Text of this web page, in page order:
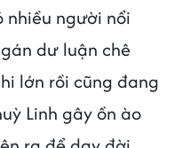
nhiều người nổi
dư luận chê
lớn rồi cũng đang
Linh gây ồn ào